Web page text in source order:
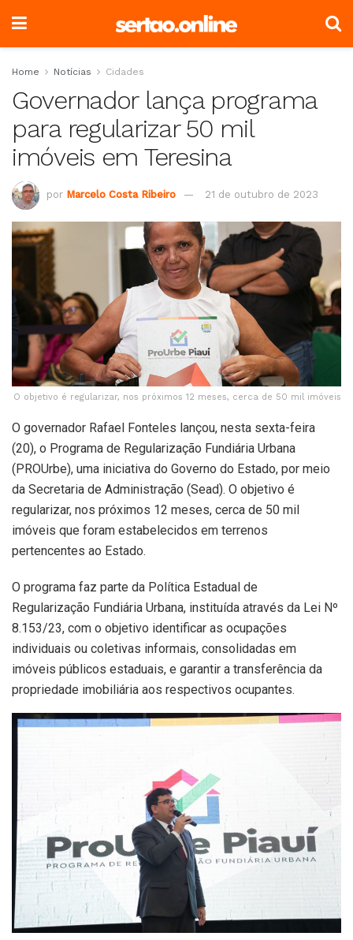
Home Notícias Cidades
Governador lança programa
para regularizar 50 mil
imóveis em Teresina
por Marcelo Costa Ribeiro 21 de outubro de 2023
O objetivo é regularizar, nos próximos 12 meses, cerca de 50 mil imóveis
O governador Rafael Fonteles lançou, nesta sexta-feira
(20), o Programa de Regularização Fundiária Urbana
(PROUrbe), uma iniciativa do Governo do Estado, por meio
da Secretaria de Administração (Sead). O objetivo é
regularizar, nos próximos 12 meses, cerca de 50 mil
imóveis que foram estabelecidos em terrenos
pertencentes ao Estado.
O programa faz parte da Política Estadual de
Regularização Fundiária Urbana, instituída através da Lei Nº
8.153/23, com o objetivo identificar as ocupações
individuais ou coletivas informais, consolidadas em
imóveis públicos estaduais, e garantir a transferência da
propriedade imobiliária aos respectivos ocupantes.